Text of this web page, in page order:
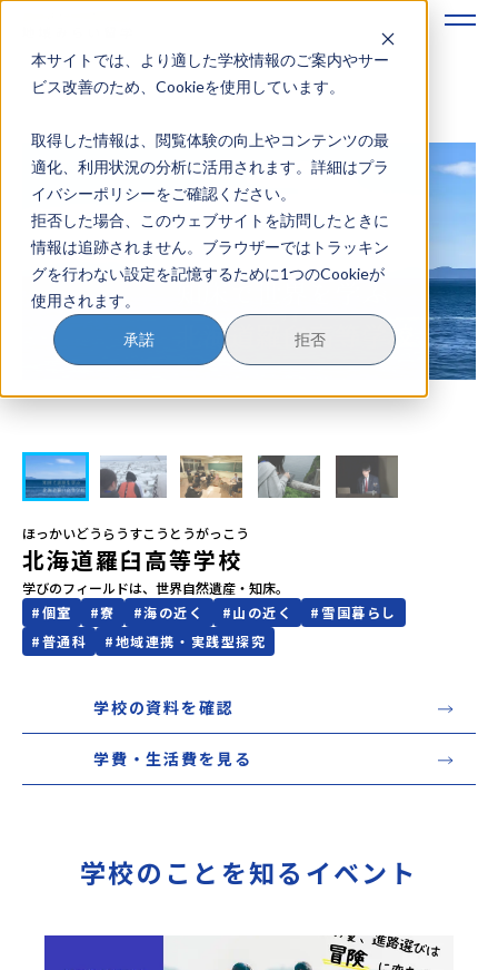
本サイトでは、より適した学校情報のご案内やサー
ビス改善のため、Cookieを使用しています。
取得した情報は、閲覧体験の向上やコンテンツの最
適化、利用状況の分析に活用されます。詳細はプラ
イバシーポリシーをご確認ください。
拒否した場合、このウェブサイトを訪問したときに
情報は追跡されません。ブラウザーではトラッキン
グを行わない設定を記憶するために1つのCookieが
使用されます。
承諾 拒否
地域みらい留学のすすめかた
地域みらい留学とは
学校を探す
イベントを探す
おためし地域留学
マガジン
奨学金について
？ イベント参加方法
会員登録 MYページログイン
ほっかいどうらうすこうとうがっこう
北海道羅臼高等学校
学びのフィールドは、世界自然遺産・知床。
#個室 #寮 #海の近く #山の近く #雪国暮らし
#普通科 #地域連携・実践型探究
学校の資料を確認
学費・生活費を見る
学校のことを知るイベント